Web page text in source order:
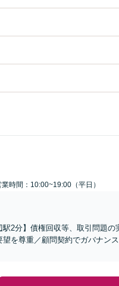
予約したい』などでお困りの相
業時間：10:00~19:00（平日）
駅2分】債権回収等、取引問題
を尊重／顧問契約でガバナン